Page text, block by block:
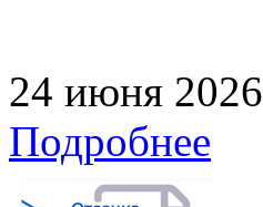
24 июня 2026
Подробнее